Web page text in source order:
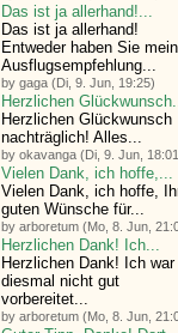
Das ist ja allerhand!...
Das ist ja allerhand!
Entweder haben Sie
Ausflugsempfehlung...
by gaga (Di, 9. Jun, 19:25)
Herzlichen Glückwunsch...
Herzlichen Glückwunsch
nachträglich! Alles...
by okavanga (Di, 9. Jun,
Vielen Dank, ich hoffe,...
Vielen Dank, ich hoffe,
guten Wünsche für...
by arboretum (Mo, 8. Jun,
Herzlichen Dank! Ich...
Herzlichen Dank! Ich war
diesmal nicht gut
vorbereitet...
by arboretum (Mo, 8. Jun,